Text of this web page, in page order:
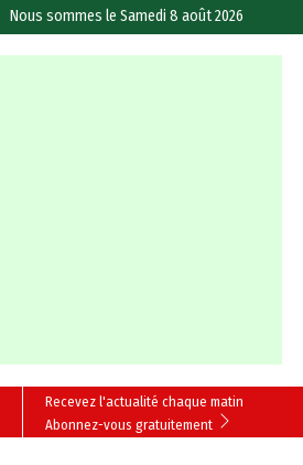
Nous sommes leSamedi 8 août 2026
Recevez l'actualité chaque matin
Abonnez-vous gratuitement